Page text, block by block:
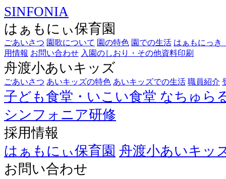
SINFONIA
はぁもにぃ保育園
ごあいさつ 園歌について 園の特色 園での生活 はぁもにっき
用情報 お問い合わせ 入園のしおり・その他資料印刷
舟渡小あいキッズ
ごあいさつ あいキッズの特色 あいキッズでの生活 職員紹介
子ども食堂・いこい食堂 なちゅら
シンフォニア研修
採用情報
はぁもにぃ保育園 舟渡小あいキッ
お問い合わせ